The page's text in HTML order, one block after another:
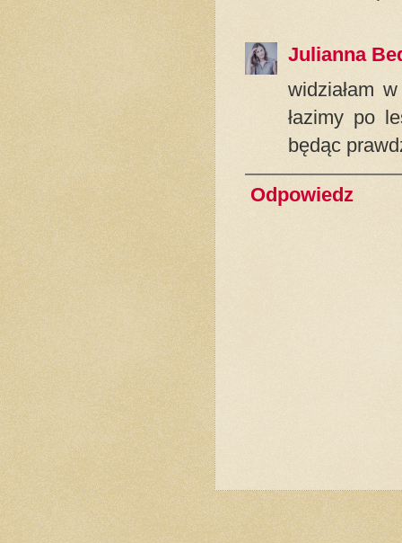
Julianna
widziałam
łazimy po
będąc
Odpowiedz